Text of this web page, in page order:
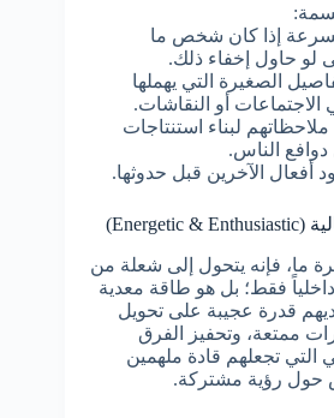
إذا كان شخص ما
لو حاول إخفاء ذلك.
الصغيرة التي يهملها
الاجتماعات أو النقاشات.
لبناء استنتاجات
الناس.
أفعال الآخرين قبل حدوثها.
ما، فإنه يتحول إلى شعلة من
فقط؛ بل هو طاقة معدية
قدرة عجيبة على تحويل
ممتعة، وتحفيز الفرق
التي تجعلهم قادة ملهمين
حول رؤية مشتركة.